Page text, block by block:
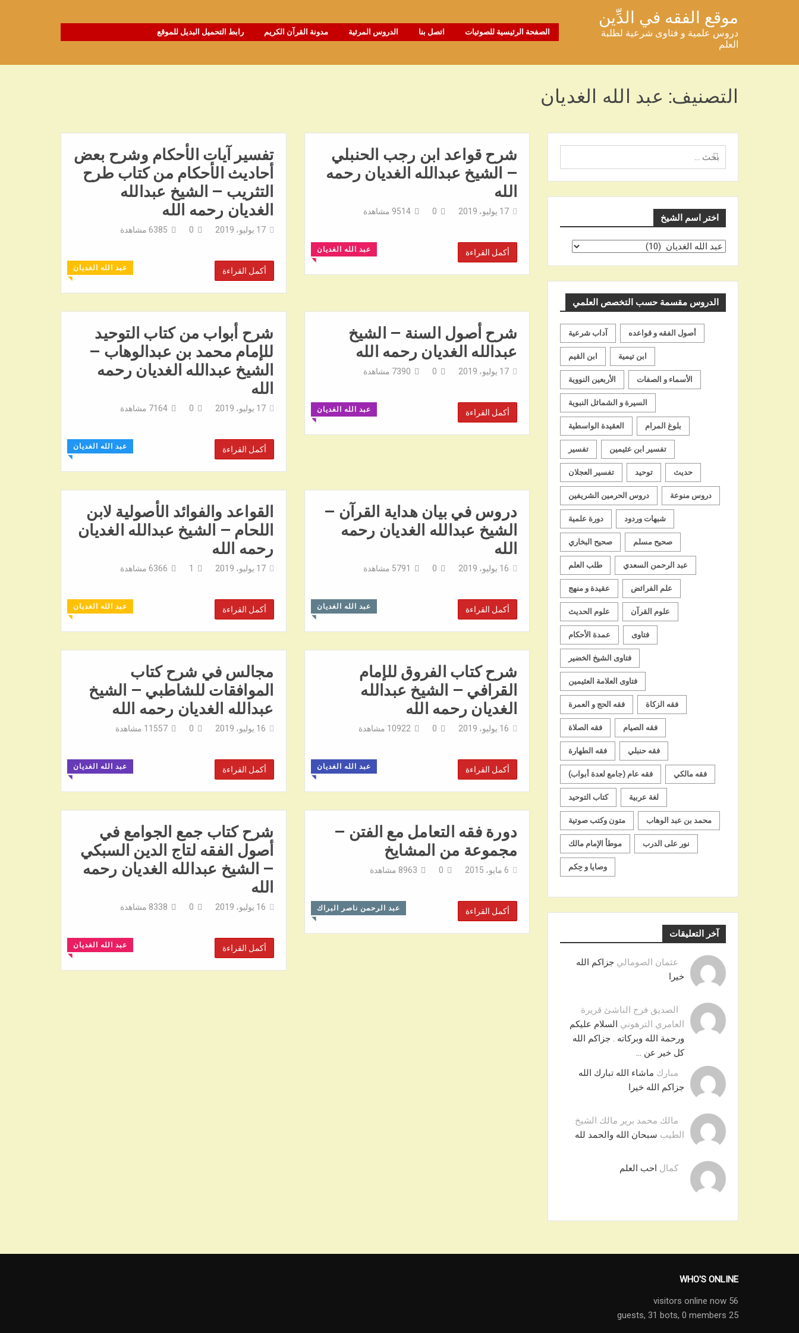
موقع الفقه في الدِّين
دروس علمية و فتاوى شرعية لطلبة
العلم
الصفحة الرئيسية للصوتيات اتصل بنا الدروس المرئية مدونة القرآن الكريم رابط التحميل البديل للموقع
التصنيف: عبد الله الغديان
تفسير آيات الأحكام وشرح بعض
أحاديث الأحكام من كتاب طرح
التثريب – الشيخ عبدالله
الغديان رحمه الله
17 يوليو، 2019 0
6385 مشاهدة
عبد الله الغديان
◥
أكمل القراءة
شرح قواعد ابن رجب الحنبلي
– الشيخ عبدالله الغديان رحمه
الله
17 يوليو، 2019 0
9514 مشاهدة
عبد الله الغديان
◥
أكمل القراءة
شرح أبواب من كتاب التوحيد
للإمام محمد بن عبدالوهاب –
الشيخ عبدالله الغديان رحمه
الله
17 يوليو، 2019 0
7164 مشاهدة
عبد الله الغديان
◥
أكمل القراءة
شرح أصول السنة – الشيخ
عبدالله الغديان رحمه الله
17 يوليو، 2019 0
7390 مشاهدة
عبد الله الغديان
◥
أكمل القراءة
القواعد والفوائد الأصولية لابن
اللحام – الشيخ عبدالله الغديان
رحمه الله
17 يوليو، 2019 1
6366 مشاهدة
عبد الله الغديان
◥
أكمل القراءة
دروس في بيان هداية القرآن –
الشيخ عبدالله الغديان رحمه
الله
16 يوليو، 2019 0
5791 مشاهدة
عبد الله الغديان
◥
أكمل القراءة
مجالس في شرح كتاب
الموافقات للشاطبي – الشيخ
عبدالله الغديان رحمه الله
16 يوليو، 2019 0
11557 مشاهدة
عبد الله الغديان
◥
أكمل القراءة
شرح كتاب الفروق للإمام
القرافي – الشيخ عبدالله
الغديان رحمه الله
16 يوليو، 2019 0
10922 مشاهدة
عبد الله الغديان
◥
أكمل القراءة
شرح كتاب جمع الجوامع في
أصول الفقه لتاج الدين السبكي
– الشيخ عبدالله الغديان رحمه
الله
16 يوليو، 2019 0
8338 مشاهدة
عبد الله الغديان
◥
أكمل القراءة
دورة فقه التعامل مع الفتن –
مجموعة من المشايخ
6 مايو، 2015 0
8963 مشاهدة
عبد الرحمن ناصر البراك
◥
أكمل القراءة
البحث
عن
اختر اسم الشيخ
اختر
الدروس مقسمة حسب التخصص العلمي
آداب شرعية أصول الفقه و قواعده
ابن القيم ابن تيمية
الأربعين النووية الأسماء و الصفات
السيرة و الشمائل النبوية
العقيدة الواسطية بلوغ المرام
تفسير تفسير ابن عثيمين
تفسير العجلان توحيد حديث
دروس الحرمين الشريفين دروس منوعة
دورة علمية شبهات وردود
صحيح البخاري صحيح مسلم
طلب العلم عبد الرحمن السعدي
عقيدة و منهج علم الفرائض
علوم الحديث علوم القرآن
عمدة الأحكام فتاوى
فتاوى الشيخ الخضير
فتاوى العلامة العثيمين
فقه الحج و العمرة فقه الزكاة
فقه الصلاة فقه الصيام
فقه الطهارة فقه حنبلي
فقه عام (جامع لعدة أبواب) فقه مالكي
كتاب التوحيد لغة عربية
متون وكتب صوتية محمد بن عبد الوهاب
موطأ الإمام مالك نور على الدرب
وصايا و حِكم
آخر التعليقات
عثمان الصومالي جزاكم الله
خيرا
الصديق فرج الناشئ قريرة
العامري الترهوني السلام عليكم
ورحمة الله وبركاته . جزاكم الله
كل خير عن …
مبارك ماشاء الله تبارك الله
جزاكم الله خيرا
مالك محمد برير مالك الشيخ
الطيب سبحان الله والحمد لله
كمال احب العلم
WHO'S ONLINE
56 visitors online now
25 guests,
31 bots, 0 members